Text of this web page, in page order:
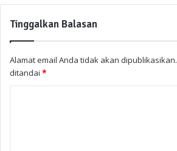
Tinggalkan Balasan
Alamat email Anda tidak akan dipublikasikan.
ditandai *